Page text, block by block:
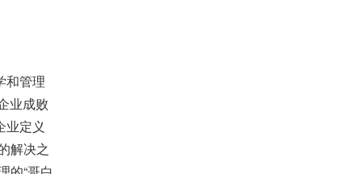
和管理
业成败
业定义
解决之